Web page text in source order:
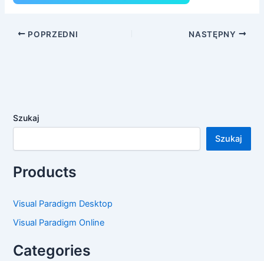
POPRZEDNI NASTĘPNY
Szukaj
Szukaj
Products
Visual Paradigm Desktop
Visual Paradigm Online
Categories